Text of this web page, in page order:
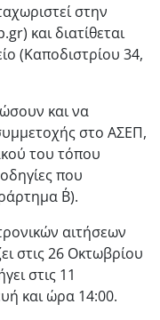
στην
και διατίθεται
(Καποδιστρίου 34,
και να
στο ΑΣΕΠ,
του τόπου
που
Β΄).
αιτήσεων
στις 26 Οκτωβρίου
στις 11
και ώρα 14:00.